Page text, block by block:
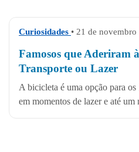
Curiosidades • 21 de novembro
Famosos que Aderiram
Transporte ou Lazer
A bicicleta é uma opção para
em momentos de lazer e até um